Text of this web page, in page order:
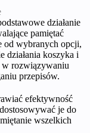
działanie
pamiętać
od wybranych opcji,
działania koszyka i
w rozwiązywaniu
przepisów.
efektywność
je do
wszelkich